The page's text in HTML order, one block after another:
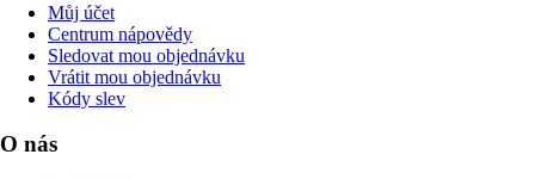
Můj účet
Centrum nápovědy
Sledovat mou objednávku
Vrátit mou objednávku
Kódy slev
O nás